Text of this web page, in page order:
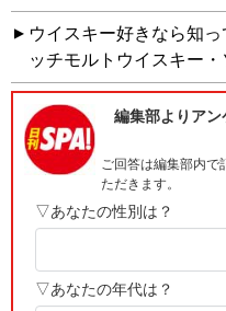
ウイスキー好きなら知
ッチモルトウイスキー・